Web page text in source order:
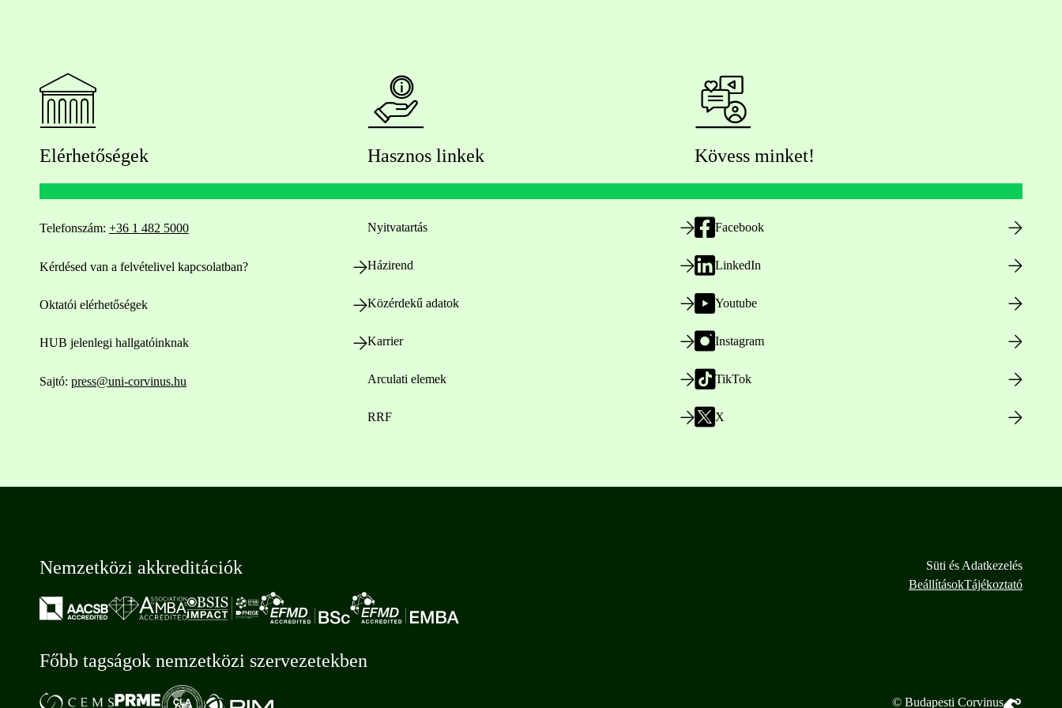
Elérhetőségek
Telefonszám: +36 1 482 5000
Kérdésed van a felvételivel kapcsolatban?
Oktatói elérhetőségek
HUB jelenlegi hallgatóinknak
Sajtó: press@uni-corvinus.hu
Hasznos linkek
Nyitvatartás
Házirend
Közérdekű adatok
Karrier
Arculati elemek
RRF
Kövess minket!
Facebook
LinkedIn
Youtube
Instagram
TikTok
X
Nemzetközi akkreditációk
Főbb tagságok nemzetközi szervezetekben
Süti és Adatkezelés
BeállításokTájékoztató
© Budapesti Corvinus